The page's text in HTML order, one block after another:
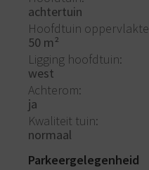
achtertuin
Hoofdtuin oppervlakte
50 m²
Ligging hoofdtuin
west
Achterom
ja
Kwaliteit tuin
normaal
Parkeergelegenheid